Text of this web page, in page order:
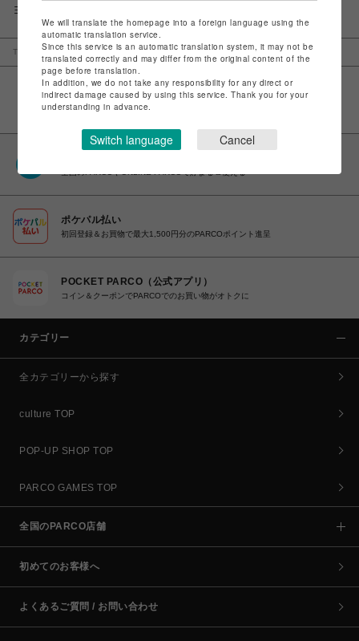
ヨルカ島の精神を反映したコレクションを提案しています。
TOP 名古屋PARCO LHP CAMPERLAB/カンペールラボ
ポケパル払い
初回登録＆お買物で最大1,500円分のPARCOポイント進呈
POCKET PARCO（公式アプリ）
コイン＆クーポンでPARCOでのお買い物がオトクに
カテゴリー
全カテゴリーから探す
culture TOP
POP-UP SHOP TOP
PARCO GAMES TOP
全国のPARCO店舗
初めてのお客様へ
よくあるご質問 / お問い合わせ
We will translate the homepage into a foreign language using the
automatic translation service.
Since this service is an automatic translation system, it may not be
translated correctly and may differ from the original content of the
page before translation.
In addition, we do not take any responsibility for any direct or
indirect damage caused by using this service. Thank you for your
understanding in advance.
Switch language Cancel